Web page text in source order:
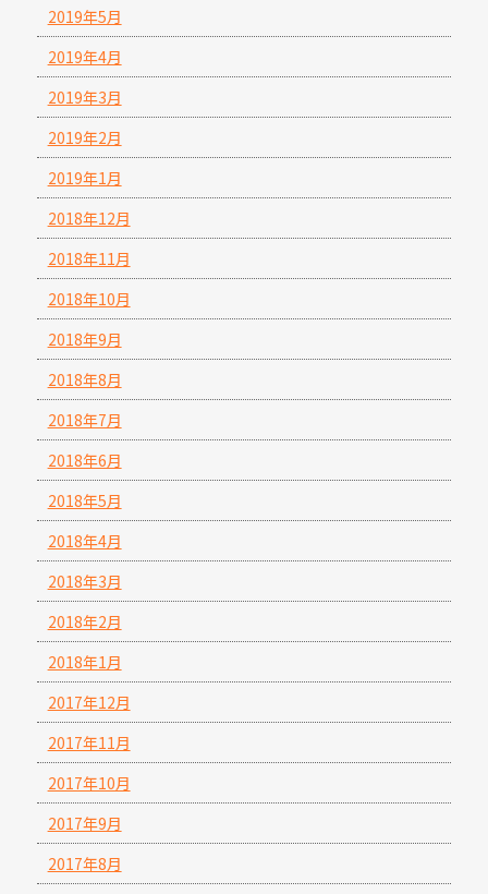
2019年5月
2019年4月
2019年3月
2019年2月
2019年1月
2018年12月
2018年11月
2018年10月
2018年9月
2018年8月
2018年7月
2018年6月
2018年5月
2018年4月
2018年3月
2018年2月
2018年1月
2017年12月
2017年11月
2017年10月
2017年9月
2017年8月